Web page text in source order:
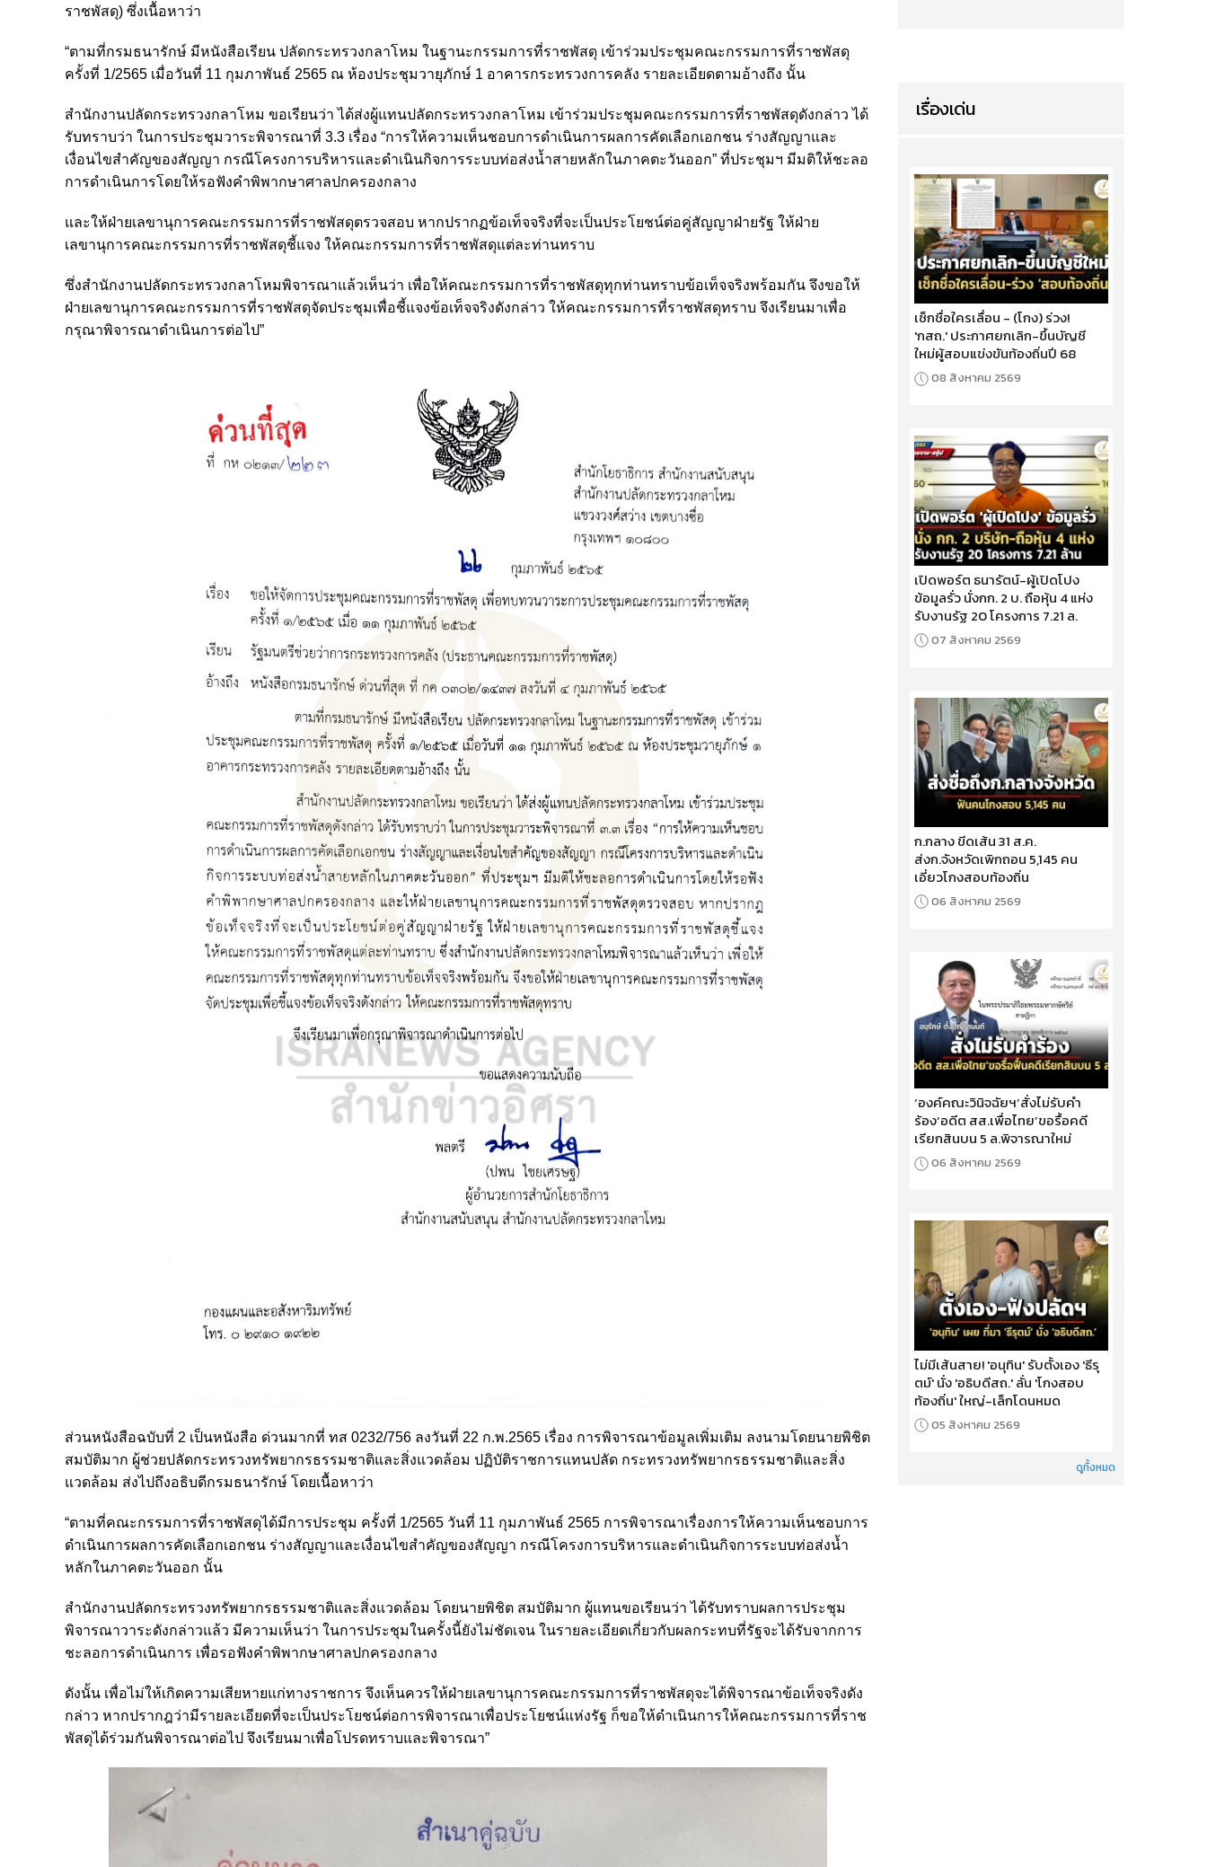
ราชพัสดุ) ซึ่งเนื้อหาว่า
“ตามที่กรมธนารักษ์ มีหนังสือเรียน ปลัดกระทรวงกลาโหม ในฐานะกรรมการที่ราชพัสดุ เข้าร่วมประชุมคณะกรรมการที่ราชพัสดุ
ครั้งที่ 1/2565 เมื่อวันที่ 11 กุมภาพันธ์ 2565 ณ ห้องประชุมวายุภักษ์ 1 อาคารกระทรวงการคลัง รายละเอียดตามอ้างถึง นั้น
สำนักงานปลัดกระทรวงกลาโหม ขอเรียนว่า ได้ส่งผู้แทนปลัดกระทรวงกลาโหม เข้าร่วมประชุมคณะกรรมการที่ราชพัสดุดังกล่าว ได้
รับทราบว่า ในการประชุมวาระพิจารณาที่ 3.3 เรื่อง “การให้ความเห็นชอบการดำเนินการผลการคัดเลือกเอกชน ร่างสัญญาและ
เงื่อนไขสำคัญของสัญญา กรณีโครงการบริหารและดำเนินกิจการระบบท่อส่งน้ำสายหลักในภาคตะวันออก” ที่ประชุมฯ มีมติให้ชะลอ
การดำเนินการโดยให้รอฟังคำพิพากษาศาลปกครองกลาง
และให้ฝ่ายเลขานุการคณะกรรมการที่ราชพัสดุตรวจสอบ หากปรากฏข้อเท็จจริงที่จะเป็นประโยชน์ต่อคู่สัญญาฝ่ายรัฐ ให้ฝ่าย
เลขานุการคณะกรรมการที่ราชพัสดุชี้แจง ให้คณะกรรมการที่ราชพัสดุแต่ละท่านทราบ
ซึ่งสำนักงานปลัดกระทรวงกลาโหมพิจารณาแล้วเห็นว่า เพื่อให้คณะกรรมการที่ราชพัสดุทุกท่านทราบข้อเท็จจริงพร้อมกัน จึงขอให้
ฝ่ายเลขานุการคณะกรรมการที่ราชพัสดุจัดประชุมเพื่อชี้แจงข้อเท็จจริงดังกล่าว ให้คณะกรรมการที่ราชพัสดุทราบ จึงเรียนมาเพื่อ
กรุณาพิจารณาดำเนินการต่อไป”
ส่วนหนังสือฉบับที่ 2 เป็นหนังสือ ด่วนมากที่ ทส 0232/756 ลงวันที่ 22 ก.พ.2565 เรื่อง การพิจารณาข้อมูลเพิ่มเติม ลงนามโดยนายพิชิต
สมบัติมาก ผู้ช่วยปลัดกระทรวงทรัพยากรธรรมชาติและสิ่งแวดล้อม ปฏิบัติราชการแทนปลัด กระทรวงทรัพยากรธรรมชาติและสิ่ง
แวดล้อม ส่งไปถึงอธิบดีกรมธนารักษ์ โดยเนื้อหาว่า
“ตามที่คณะกรรมการที่ราชพัสดุได้มีการประชุม ครั้งที่ 1/2565 วันที่ 11 กุมภาพันธ์ 2565 การพิจารณาเรื่องการให้ความเห็นชอบการ
ดำเนินการผลการคัดเลือกเอกชน ร่างสัญญาและเงื่อนไขสำคัญของสัญญา กรณีโครงการบริหารและดำเนินกิจการระบบท่อส่งน้ำ
หลักในภาคตะวันออก นั้น
สำนักงานปลัดกระทรวงทรัพยากรธรรมชาติและสิ่งแวดล้อม โดยนายพิชิต สมบัติมาก ผู้แทนขอเรียนว่า ได้รับทราบผลการประชุม
พิจารณาวาระดังกล่าวแล้ว มีความเห็นว่า ในการประชุมในครั้งนี้ยังไม่ชัดเจน ในรายละเอียดเกี่ยวกับผลกระทบที่รัฐจะได้รับจากการ
ชะลอการดำเนินการ เพื่อรอฟังคำพิพากษาศาลปกครองกลาง
ดังนั้น เพื่อไม่ให้เกิดความเสียหายแก่ทางราชการ จึงเห็นควรให้ฝ่ายเลขานุการคณะกรรมการที่ราชพัสดุจะได้พิจารณาข้อเท็จจริงดัง
กล่าว หากปรากฎว่ามีรายละเอียดที่จะเป็นประโยชน์ต่อการพิจารณาเพื่อประโยชน์แห่งรัฐ ก็ขอให้ดำเนินการให้คณะกรรมการที่ราช
พัสดุได้ร่วมกันพิจารณาต่อไป จึงเรียนมาเพื่อโปรดทราบและพิจารณา”
เรื่องเด่น
เช็กชื่อใครเลื่อน - (โกง) ร่วง!
'กสถ.' ประกาศยกเลิก-ขึ้นบัญชี
ใหม่ผู้สอบแข่งขันท้องถิ่นปี 68
08 สิงหาคม 2569
เปิดพอร์ต ธนารัตน์-ผู้เปิดโปง
ข้อมูลรั่ว นั่งกก. 2 บ. ถือหุ้น 4 แห่ง
รับงานรัฐ 20 โครงการ 7.21 ล.
07 สิงหาคม 2569
ก.กลาง ขีดเส้น 31 ส.ค.
ส่งก.จังหวัดเพิกถอน 5,145 คน
เอี่ยวโกงสอบท้องถิ่น
06 สิงหาคม 2569
‘องค์คณะวินิจฉัยฯ’สั่งไม่รับคำ
ร้อง‘อดีต สส.เพื่อไทย’ขอรื้อคดี
เรียกสินบน 5 ล.พิจารณาใหม่
06 สิงหาคม 2569
ไม่มีเส้นสาย! 'อนุทิน' รับตั้งเอง 'ธีรุ
ตม์' นั่ง 'อธิบดีสถ.' ลั่น 'โกงสอบ
ท้องถิ่น' ใหญ่-เล็กโดนหมด
05 สิงหาคม 2569
ดูทั้งหมด